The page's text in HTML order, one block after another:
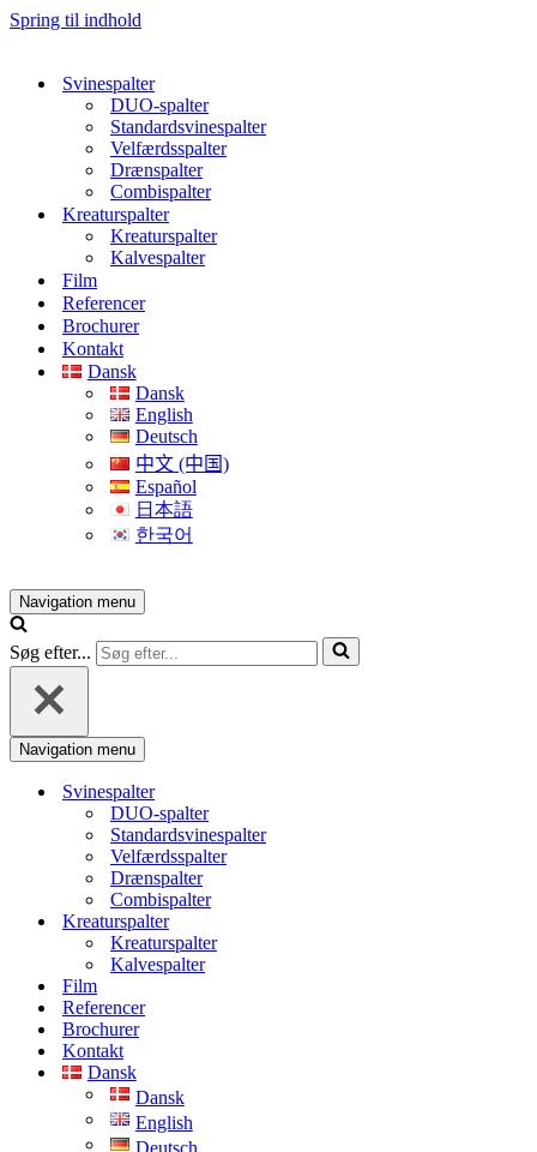
Spring til indhold
Svinespalter
DUO-spalter
Standardsvinespalter
Velfærdsspalter
Drænspalter
Combispalter
Kreaturspalter
Kreaturspalter
Kalvespalter
Film
Referencer
Brochurer
Kontakt
Dansk
Dansk
English
Deutsch
中文 (中国)
Español
日本語
한국어
Navigation menu
Søg efter...
Navigation menu
Svinespalter
DUO-spalter
Standardsvinespalter
Velfærdsspalter
Drænspalter
Combispalter
Kreaturspalter
Kreaturspalter
Kalvespalter
Film
Referencer
Brochurer
Kontakt
Dansk
Dansk
English
Deutsch